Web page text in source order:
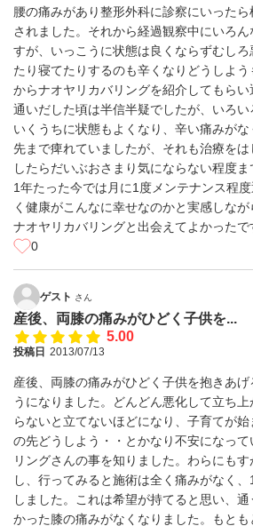
腰の痛みがあり整形外科に診察にいった
されました。それから経過観察中にいろ
すが、いっこうに状態は良くならずむし
たり寝てたりするのも辛くなりどうしよ
からナオヤリカバリングを紹介してもらい
通いだした頃は半信半疑でしたが、いろ
いくうちに状態もよくなり、辛い痛みが
先まで痺れていましたが、それも治療を
したらだいぶおさまり気にならない程度ま
1年たった今では月に1度メンテナンス程
く健康がこんなに幸せなのかと実感しなが
ナオヤリカバリングと出会えてよかったで
0
ゲスト さん
産後、両膝の痛みがひどく子供を...
5.00
投稿日 2013/07/13
産後、両膝の痛みがひどく子供を抱きあ
うになりました。どんどん悪化して立ち
らないと立てないほどになり、子育てが始
の先どうしよう・・とかなり不安になっ
リングさんの事を知りました。わらにも
し、行ってみると施術は全く痛みがなく
しました。これは希望が持てると思い、
かった膝の痛みがなくなりました。もとも